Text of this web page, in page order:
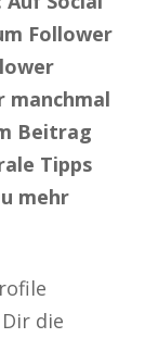
Follower
manchmal
Beitrag
Tipps
mehr
die